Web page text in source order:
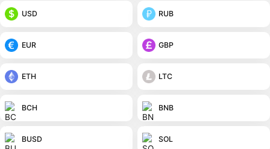
USD RUB
EUR GBP
ETH LTC
BCH BNB
BUSD SOL